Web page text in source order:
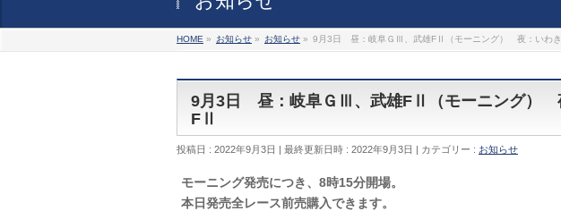
HOME » お知らせ » お知らせ » 9月3日 昼：岐阜ＧⅢ、武雄FⅡ（モーニング） 夜：いわ
9月3日 昼：岐阜ＧⅢ、武雄FⅡ（モーニング）
FⅡ
投稿日 : 2022年9月3日 最終更新日時 : 2022年9月3日 カテゴリー : お知らせ
モーニング発売につき、8時15分開場。
本日発売全レース前売購入できます。